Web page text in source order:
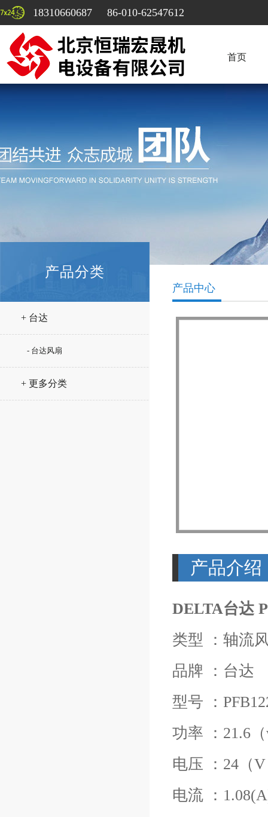
18310660687 86-010-62547612
首页
产品分类
+ 台达
- 台达风扇
+ 更多分类
产品中心
产品介绍
DELTA台达
类型 ：轴流
品牌 ：台达
型号 ：
功率 ：21.6
电压 ：24（
电流 ：